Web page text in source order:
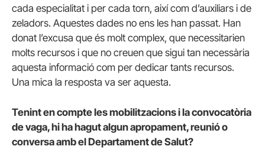
cada especialitat i per cada torn, així com d’auxiliars i de
zeladors. Aquestes dades no ens les han passat. Han
donat l’excusa que és molt complex, que necessitarien
molts recursos i que no creuen que sigui tan necessària
aquesta informació com per dedicar tants recursos.
Una mica la resposta va ser aquesta.
Tenint en compte les mobilitzacions i la convocatòria
de vaga, hi ha hagut algun apropament, reunió o
conversa amb el Departament de Salut?